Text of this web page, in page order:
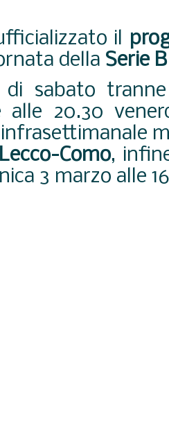
il
della Serie B
sabato
alle 20.30
Lecco-Como,
3 marzo alle